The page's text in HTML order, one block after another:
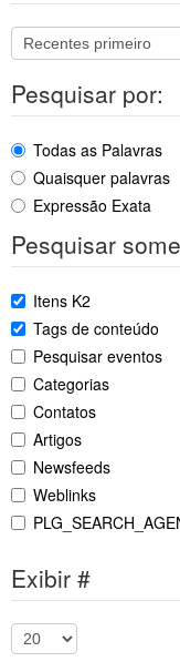
Pesquisar por:
Todas as Palavras
Quaisquer palavras
Expressão Exata
Pesquisar
Itens K2
Tags de conteúdo
Pesquisar eventos
Categorias
Contatos
Artigos
Newsfeeds
Weblinks
Exibir #